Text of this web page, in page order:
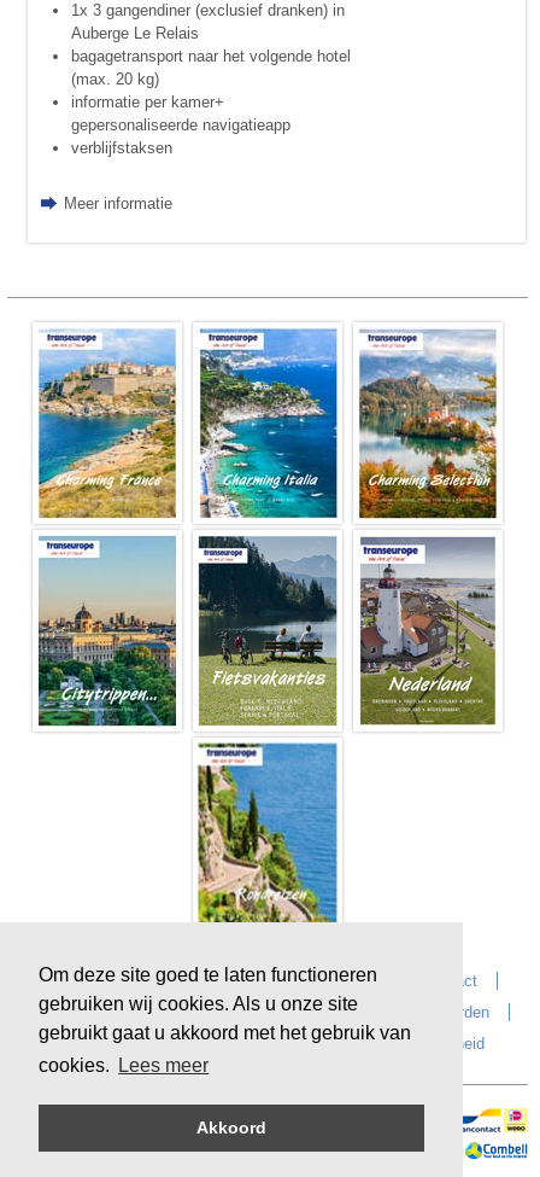
Om deze site goed te laten functioneren
gebruiken wij cookies. Als u onze site
gebruikt gaat u akkoord met het gebruik van
cookies.
Lees meer
Akkoord
1x 3 gangendiner (exclusief dranken) in
Auberge Le Relais
bagagetransport naar het volgende hotel
(max. 20 kg)
informatie per kamer+
gepersonaliseerde navigatieapp
verblijfstaksen
Meer informatie
Home Over Transeurope Vacatures
Contact
Vragen?
Reiskantoren Extras
Reisvoorwaarden
Reisverzekeringen
privacyverklaring Duurzaamheid
Veilig online betalen